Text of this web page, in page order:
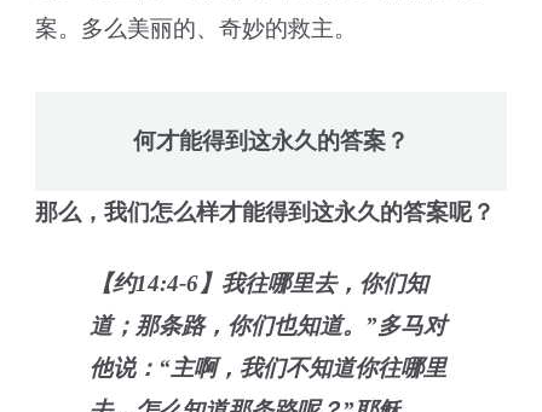
案。多么美丽的、奇妙的救主。
何才能得到这永久的答案？
那么，我们怎么样才能得到这永久的答案呢？
【约14:4-6】我往哪里去，你们知
道；那条路，你们也知道。”多马对
他说：“主啊，我们不知道你往哪里